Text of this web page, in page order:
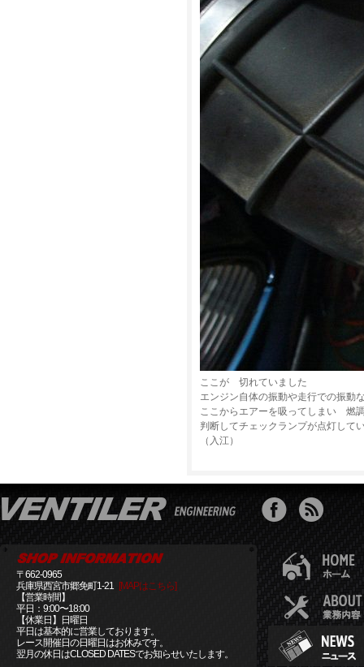
ここが 切れていました
エンジン自体の振動や走行での振
ここからエアーを吸ってしまい 燃
判断してチェックランプが点灯して
（入江）
〒662-0965
兵庫県西宮市郷免町1-21 [MAPはこちら]
【営業時間】
平日：9:00〜18:00
【休業日】日曜日
平日は基本的に営業しております。
レース開催日の日曜日はお休みです。
翌月の休日はCLOSED DATESでお知らせいたします。